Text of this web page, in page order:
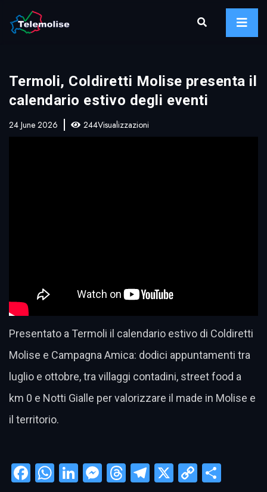
Termoli, Coldiretti Molise presenta il
calendario estivo degli eventi
24 June 2026 244Visualizzazioni
Presentato a Termoli il calendario estivo di Coldiretti
Molise e Campagna Amica: dodici appuntamenti tra
luglio e ottobre, tra villaggi contadini, street food a
km 0 e Notti Gialle per valorizzare il made in Molise e
il territorio.
Facebook
WhatsApp
LinkedIn
Messenger
Threads
Telegram
X
Copy